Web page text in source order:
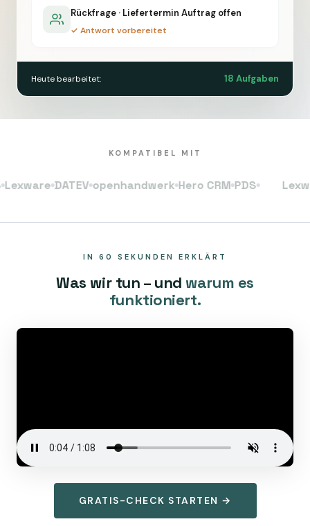
Rückfrage · Liefertermin Auftrag offen
✓ Antwort vorbereitet
Heute bearbeitet: 18 Aufgaben
KOMPATIBEL MIT
DATEV openhandwerk Hero CRM PDS Lexware
IN 60 SEKUNDEN ERKLÄRT
Was wir tun – und warum es
funktioniert.
GRATIS-CHECK STARTEN →